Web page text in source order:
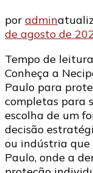
por admin
de agosto de
Tempo de
Conheça a
Paulo para
completas para
escolha de um
decisão
ou indústria que
Paulo, onde a